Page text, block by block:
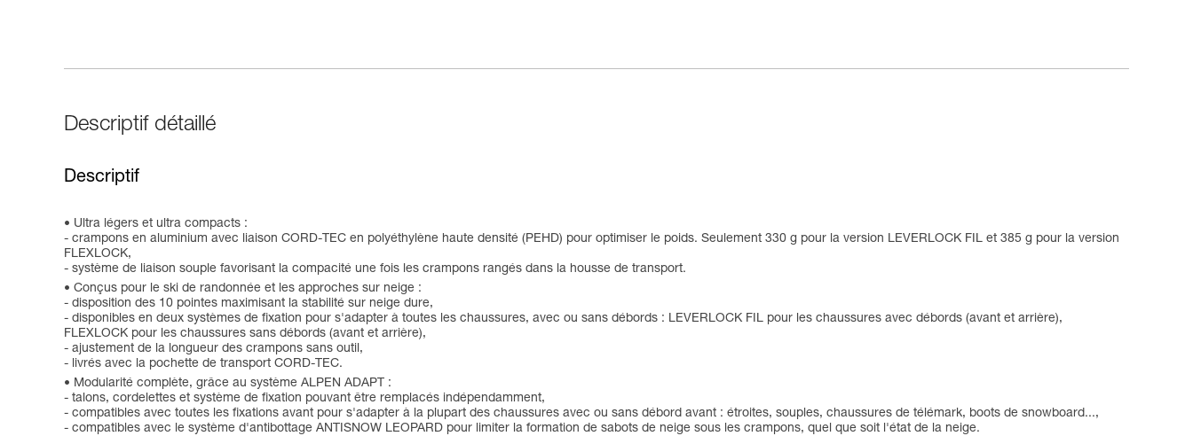
Descriptif détaillé
Descriptif
Ultra légers et ultra compacts :
- crampons en aluminium avec liaison CORD-TEC en polyéthylène haute densité (PEHD) pour optimiser le poids. Seulement 330 g pour la version LEVERLOCK FIL et 385 g pour la version
FLEXLOCK,
- système de liaison souple favorisant la compacité une fois les crampons rangés dans la housse de transport.
Conçus pour le ski de randonnée et les approches sur neige :
- disposition des 10 pointes maximisant la stabilité sur neige dure,
- disponibles en deux systèmes de fixation pour s'adapter à toutes les chaussures, avec ou sans débords : LEVERLOCK FIL pour les chaussures avec débords (avant et arrière),
FLEXLOCK pour les chaussures sans débords (avant et arrière),
- ajustement de la longueur des crampons sans outil,
- livrés avec la pochette de transport CORD-TEC.
Modularité complète, grâce au système ALPEN ADAPT :
- talons, cordelettes et système de fixation pouvant être remplacés indépendamment,
- compatibles avec toutes les fixations avant pour s'adapter à la plupart des chaussures avec ou sans débord avant : étroites, souples, chaussures de télémark, boots de snowboard...,
- compatibles avec le système d'antibottage ANTISNOW LEOPARD pour limiter la formation de sabots de neige sous les crampons, quel que soit l'état de la neige.